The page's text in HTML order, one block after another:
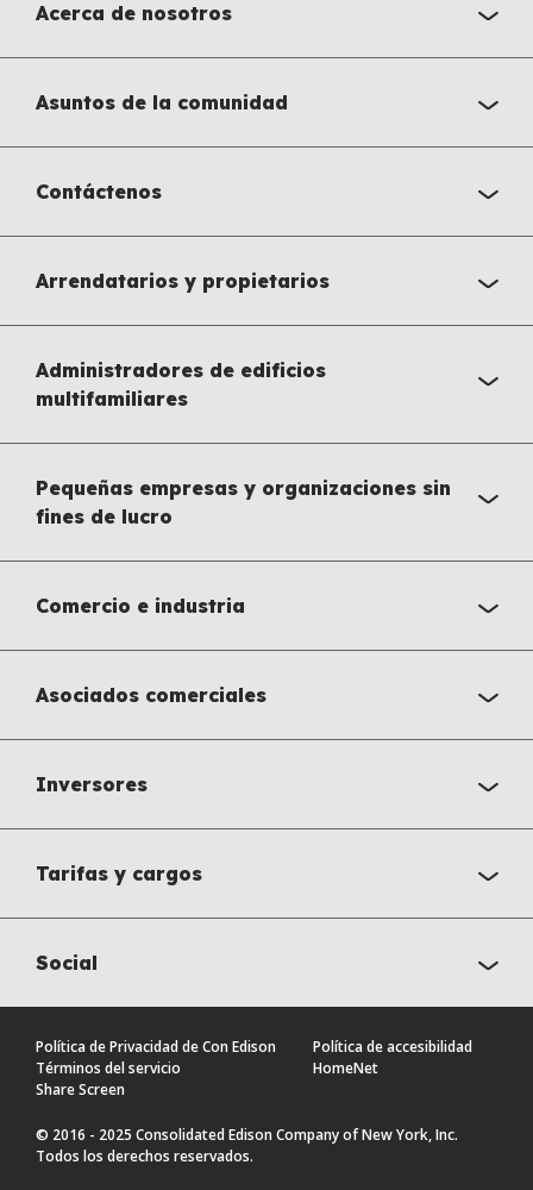
Acerca de nosotros
Asuntos de la comunidad
Contáctenos
Arrendatarios y propietarios
Administradores de edificios
multifamiliares
Pequeñas empresas y organizaciones sin
fines de lucro
Comercio e industria
Asociados comerciales
Inversores
Tarifas y cargos
Social
Política de Privacidad de Con Edison
Política de accesibilidad
Términos del servicio
HomeNet
Share Screen
© 2016 - 2025 Consolidated Edison Company of New York, Inc.
Todos los derechos reservados.